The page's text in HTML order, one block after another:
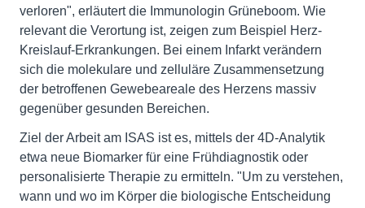
verloren", erläutert die Immunologin Grüneboom. Wie
relevant die Verortung ist, zeigen zum Beispiel Herz-
Kreislauf-Erkrankungen. Bei einem Infarkt verändern
sich die molekulare und zelluläre Zusammensetzung
der betroffenen Gewebeareale des Herzens massiv
gegenüber gesunden Bereichen.
Ziel der Arbeit am ISAS ist es, mittels der 4D-Analytik
etwa neue Biomarker für eine Frühdiagnostik oder
personalisierte Therapie zu ermitteln. "Um zu verstehen,
wann und wo im Körper die biologische Entscheidung